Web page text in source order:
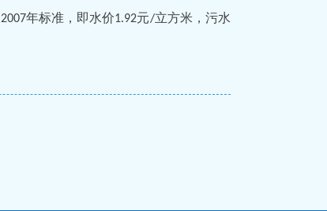
2007年标准，即水价1.92元/立方米， 污水